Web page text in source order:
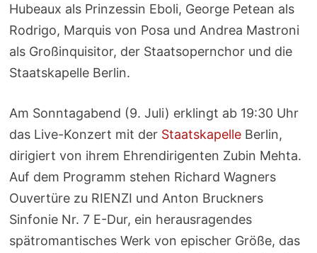
Hubeaux als Prinzessin Eboli, George Petean als
Rodrigo, Marquis von Posa und Andrea Mastroni
als Großinquisitor, der Staatsopernchor und die
Staatskapelle Berlin.
Am Sonntagabend (9. Juli) erklingt ab 19:30 Uhr
das Live-Konzert mit der StaatskapelleBerlin,
dirigiert von ihrem Ehrendirigenten Zubin Mehta.
Auf dem Programm stehen Richard Wagners
Ouvertüre zu RIENZI und Anton Bruckners
Sinfonie Nr. 7 E-Dur, ein herausragendes
spätromantisches Werk von epischer Größe, das